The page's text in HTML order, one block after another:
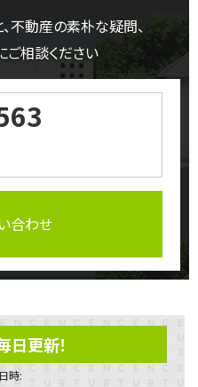
不動産の素朴な疑問、
ご相談ください
合わせ
日更新！
時: